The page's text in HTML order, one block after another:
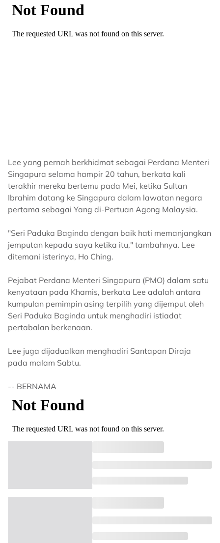
Lee yang pernah berkhidmat sebagai Perdana Menteri
Singapura selama hampir 20 tahun, berkata kali
terakhir mereka bertemu pada Mei, ketika Sultan
Ibrahim datang ke Singapura dalam lawatan negara
pertama sebagai Yang di-Pertuan Agong Malaysia.
"Seri Paduka Baginda dengan baik hati memanjangkan
jemputan kepada saya ketika itu," tambahnya. Lee
ditemani isterinya, Ho Ching.
Pejabat Perdana Menteri Singapura (PMO) dalam satu
kenyataan pada Khamis, berkata Lee adalah antara
kumpulan pemimpin asing terpilih yang dijemput oleh
Seri Paduka Baginda untuk menghadiri istiadat
pertabalan berkenaan.
Lee juga dijadualkan menghadiri Santapan Diraja
pada malam Sabtu.
-- BERNAMA